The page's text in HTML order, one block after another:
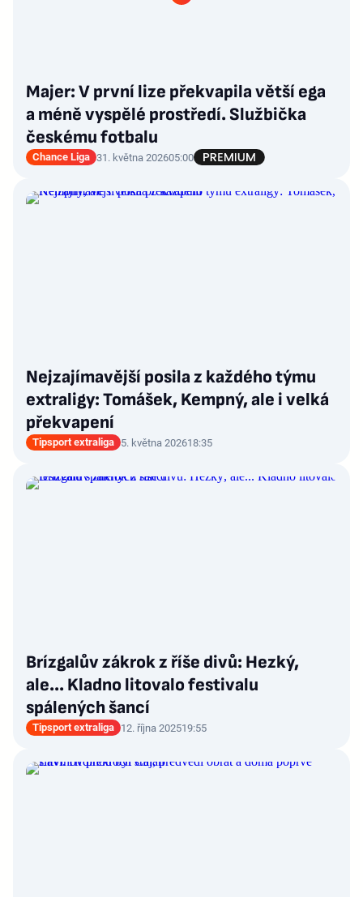
Majer: V první lize překvapila větší ega
a méně vyspělé prostředí. Službička
českému fotbalu
Chance Liga 31. května 202605:00
Nejzajímavější posila z každého týmu
extraligy: Tomášek, Kempný, ale i velká
překvapení
Tipsport extraliga 5. května 202618:35
Brízgalův zákrok z říše divů: Hezký,
ale... Kladno litovalo festivalu
spálených šancí
Tipsport extraliga 12. října 202519:55